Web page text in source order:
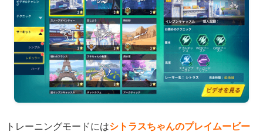
トレーニングモードにはシトラスちゃんのプレイムービー